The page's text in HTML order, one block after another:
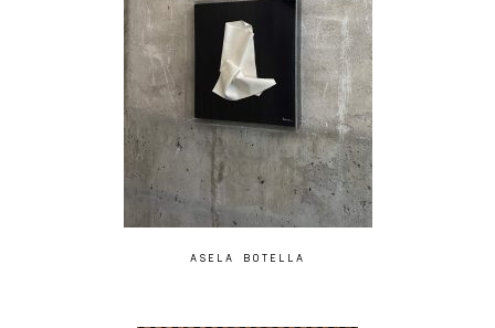
ASELA BOTELLA